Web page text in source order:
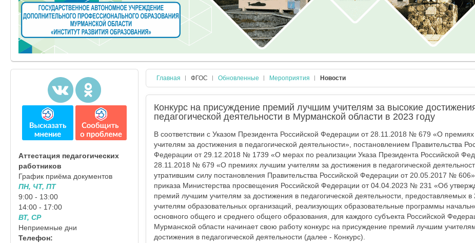
Главная ФГОС Обновленные Мероприятия Новости
Конкурс на присуждение премий лучшим учителям за высокие
педагогической деятельности в Мурманской области в 2023 году
В соответствии с Указом Президента Российской Федерации от 28.11.2018 № 679 «О
учителям за достижения в педагогической деятельности», постановлением Правительства
Федерации от 29.12.2018 № 1739 «О мерах по реализации Указа Президента Российской
28.11.2018 № 679 «О премиях лучшим учителям за достижения в педагогической
утратившим силу постановления Правительства Российской Федерации от 20.05.2017 №
приказа Министерства просвещения Российской Федерации от 04.04.2023 № 231 «Об
премий лучшим учителям за достижения в педагогической деятельности, предоставляемых в
учителям образовательных организаций, реализующих образовательные программы
основного общего и среднего общего образования, для каждого субъекта Российской
Мурманской области начинает свою работу конкурс на присуждение премий лучшим
достижения в педагогической деятельности (далее - Конкурс).
Аттестация педагогических
работников
График приёма документов
ПН, ЧТ, ПТ
9:00 - 13:00
14:00 - 17:00
ВТ, СР
Неприемные дни
Телефон: